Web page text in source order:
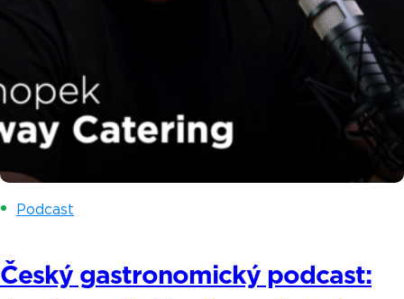
Podcast
Český gastronomický podcast: